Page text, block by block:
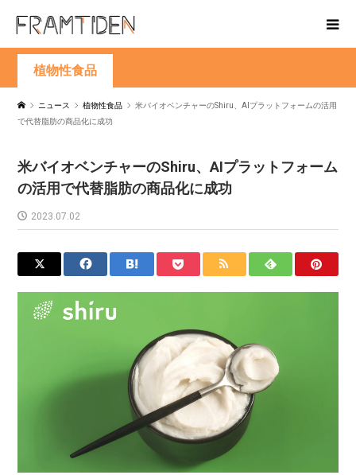
植物性食品
ニュース 植物性食品
米バイオベンチャーのShiru、AIプラットフォームの活用
で代替脂肪の商品化に成功
米バイオベンチャーのShiru、AIプラットフォーム
の活用で代替脂肪の商品化に成功
2023.07.02